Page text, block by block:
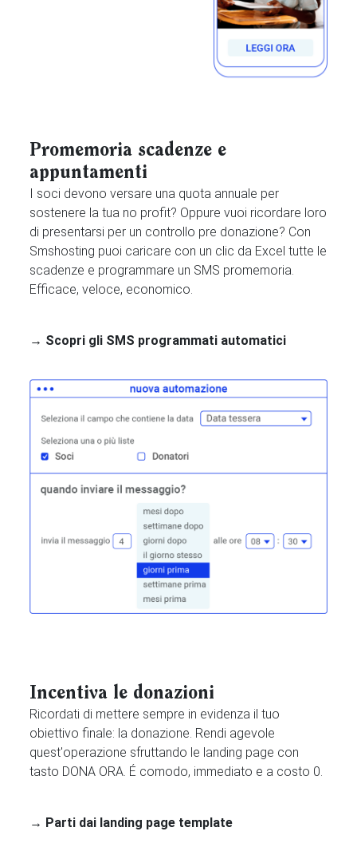
Promemoria scadenze e
appuntamenti
I soci devono versare una quota annuale per
sostenere la tua no profit? Oppure vuoi ricordare loro
di presentarsi per un controllo pre donazione? Con
Smshosting puoi caricare con un clic da Excel tutte le
scadenze e programmare un SMS promemoria.
Efficace, veloce, economico.
→ Scopri gli SMS programmati automatici
Incentiva le donazioni
Ricordati di mettere sempre in evidenza il tuo
obiettivo finale: la donazione. Rendi agevole
quest'operazione sfruttando le landing page con
tasto DONA ORA. É comodo, immediato e a costo 0.
→ Parti dai landing page template